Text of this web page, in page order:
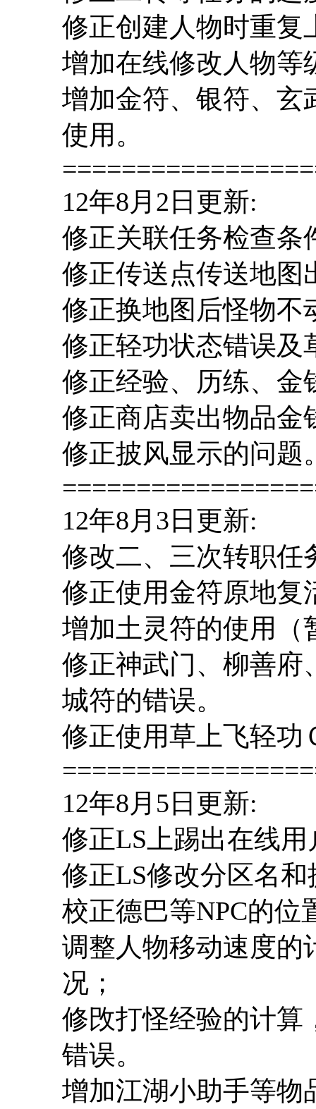
修正创建人物时重复
增加在线修改人物等
增加金符、银符、玄
使用。
12年8月2日更新:
修正关联任务检查条
修正传送点传送地图
修正换地图后怪物不
修正轻功状态错误及
修正经验、历练、金
修正商店卖出物品金
修正披风显示的问题
12年8月3日更新:
修改二、三次转职任
修正使用金符原地复
增加土灵符的使用（
修正神武门、柳善府
城符的错误。
修正使用草上飞轻功
12年8月5日更新:
修正LS上踢出在线用
修正LS修改分区名
校正德巴等NPC的位
调整人物移动速度的
况；
修攺打怪经验的计算
错误。
增加江湖小助手等物